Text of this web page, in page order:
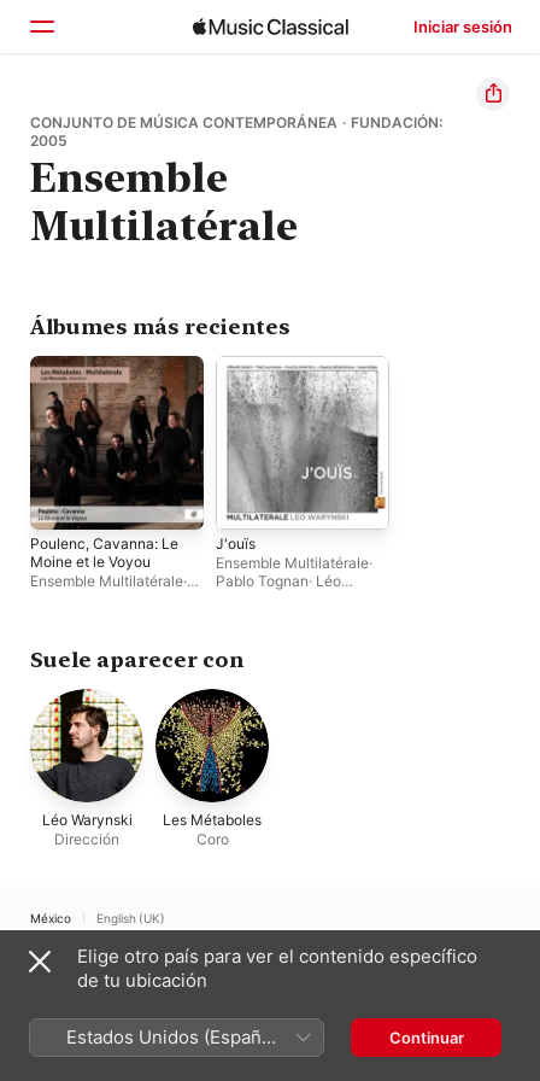
Iniciar sesión
Inicio
Explorar
Buscar
CONJUNTO DE MÚSICA CONTEMPORÁNEA · FUNDACIÓN:
2005
Ensemble
Multilatérale
Álbumes más recientes
Poulenc, Cavanna: Le
Moine et le Voyou
Ensemble Multilatérale·
J'ouïs
Ensemble Multilatérale·
Pablo Tognan· Léo
Suele aparecer con
Léo Warynski
Dirección
Les Métaboles
Coro
México English (UK)
Copyright © 2026 Apple Inc.
Todos los derechos reservados.
Términos del servicio de Internet
Elige otro país para ver el contenido específico
de tu ubicación
Estados Unidos (Español
México)
Continuar